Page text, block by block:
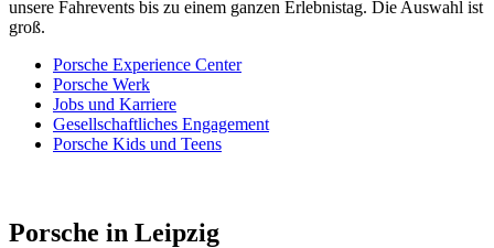
unsere Fahrevents bis zu einem ganzen Erlebnistag. Die Auswahl ist
groß.
Porsche Experience Center
Porsche Werk
Jobs und Karriere
Gesellschaftliches Engagement
Porsche Kids und Teens
Porsche in Leipzig